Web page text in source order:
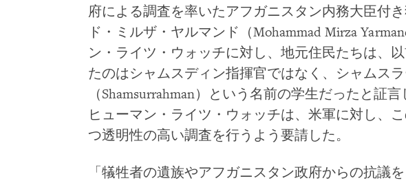
府による調査を率いたアフガニスタン内務大臣付
ド・ミルザ・ヤルマンド（Mohammad Mirza
ン・ライツ・ウォッチに対し、地元住民たちは、
たのはシャムスディン指揮官ではなく、シャムス
（Shamsurrahman）という名前の学生だったと証言
ヒューマン・ライツ・ウォッチは、米軍に対し、
つ透明性の高い調査を行うよう要請した。
「犠牲者の遺族やアフガニスタン政府からの抗議